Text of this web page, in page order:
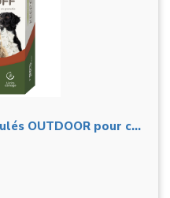
KEEP OFF Répulsif en granulés OUTDOOR pour chiens & chats – 2 x 200 g